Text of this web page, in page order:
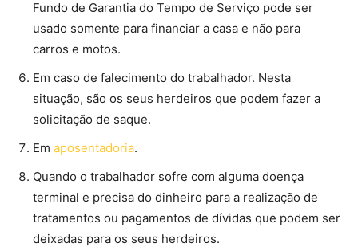
Fundo de Garantia do Tempo de Serviço pode ser
usado somente para financiar a casa e não para
carros e motos.
Em caso de falecimento do trabalhador. Nesta
situação, são os seus herdeiros que podem fazer a
solicitação de saque.
Em aposentadoria.
Quando o trabalhador sofre com alguma doença
terminal e precisa do dinheiro para a realização de
tratamentos ou pagamentos de dívidas que podem ser
deixadas para os seus herdeiros.